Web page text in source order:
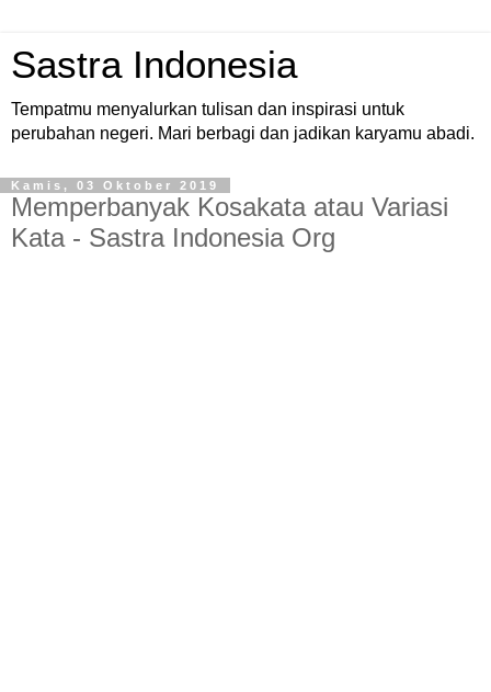
Sastra Indonesia
Tempatmu menyalurkan tulisan dan inspirasi untuk
perubahan negeri. Mari berbagi dan jadikan karyamu abadi.
Kamis, 03 Oktober 2019
Memperbanyak Kosakata atau Variasi
Kata - Sastra Indonesia Org